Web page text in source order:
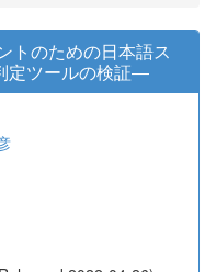
トのための日本語ス
定ツールの検証―